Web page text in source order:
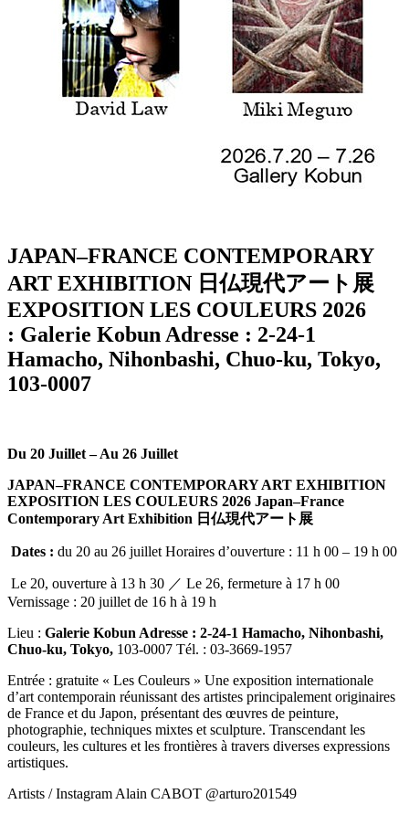
JAPAN–FRANCE CONTEMPORARY
ART EXHIBITION 日仏現代アート展
EXPOSITION LES COULEURS 2026
: Galerie Kobun Adresse : 2-24-1
Hamacho, Nihonbashi, Chuo-ku, Tokyo,
103-0007
Du 20 Juillet – Au 26 Juillet
JAPAN–FRANCE CONTEMPORARY ART EXHIBITION
EXPOSITION LES COULEURS 2026 Japan–France
Contemporary Art Exhibition 日仏現代アート展
Dates : du 20 au 26 juillet Horaires d’ouverture : 11 h 00 – 19 h 00
Le 20, ouverture à 13 h 30 ／ Le 26, fermeture à 17 h 00
Vernissage : 20 juillet de 16 h à 19 h
Lieu : Galerie Kobun Adresse : 2-24-1 Hamacho, Nihonbashi,
Chuo-ku, Tokyo, 103-0007 Tél. : 03-3669-1957
Entrée : gratuite « Les Couleurs » Une exposition internationale
d’art contemporain réunissant des artistes principalement originaires
de France et du Japon, présentant des œuvres de peinture,
photographie, techniques mixtes et sculpture. Transcendant les
couleurs, les cultures et les frontières à travers diverses expressions
artistiques.
Artists / Instagram Alain CABOT @arturo201549